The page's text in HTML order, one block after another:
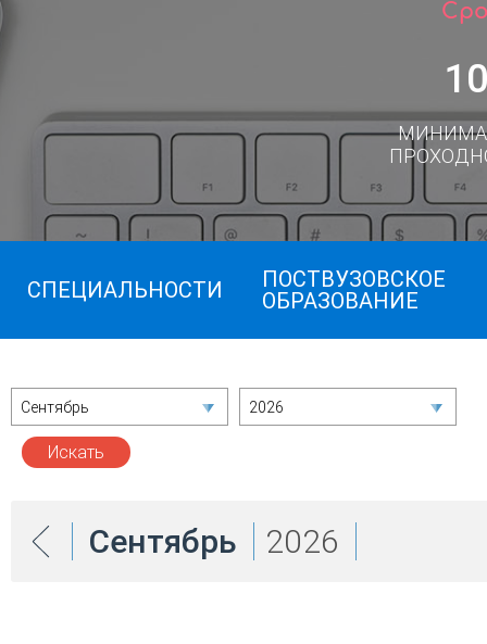
СПЕЦИАЛЬНОСТИ
ПОСТВУЗОВСКОЕ
ОБРАЗОВАНИЕ
Сентябрь 2026
Сентябрь 2026